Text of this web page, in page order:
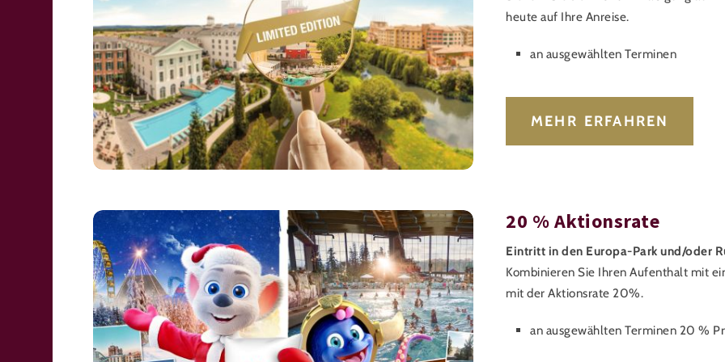
heute auf Ihre Anreise.
an ausgewählten Terminen
MEHR ERFAHREN
20 % Aktionsrate
Eintritt in den Europa-Park und/oder
Kombinieren Sie Ihren Aufenthalt mit
mit der Aktionsrate 20%.
an ausgewählten Terminen 20 %